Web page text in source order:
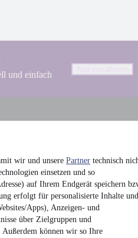
wir und unsere Partner technisch
einsetzen und so
auf Ihrem Endgerät speichern
erfolgt für personalisierte Inhalte und
Apps), Anzeigen- und
über Zielgruppen und
können wir so Ihre
und einfach